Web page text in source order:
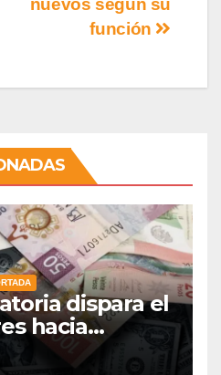
nuevos según su
función
dispara el
hacia